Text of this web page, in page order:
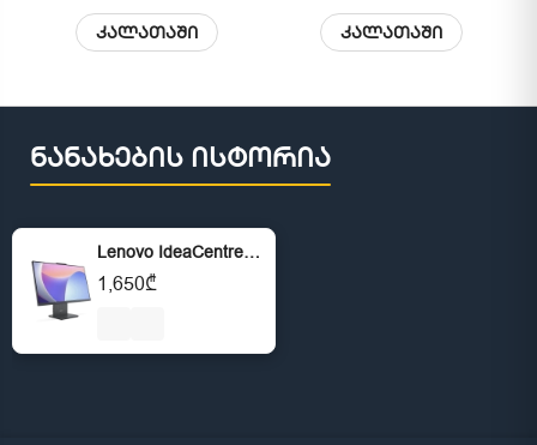
კალათაში კალათაში
ნანახების ისტორია
Lenovo IdeaCentre AIO 24IRH9 Intel Core i3-1315U 8GB 512GB SSD FHD (1920x1080) Luna Grey
1,650₾